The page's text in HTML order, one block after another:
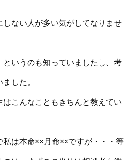
ない人が多い気がしてなりませ
いうのも知っていましたし、考
した。
はこんなこともきちんと教えてい
私は本命××月命××ですが・・・等